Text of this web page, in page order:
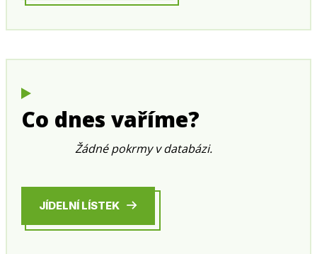
Co dnes vaříme?
Žádné pokrmy v databázi.
JÍDELNÍ LÍSTEK